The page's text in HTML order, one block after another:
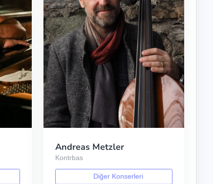
Andreas Metzler
Kontrbas
Diğer Konserleri